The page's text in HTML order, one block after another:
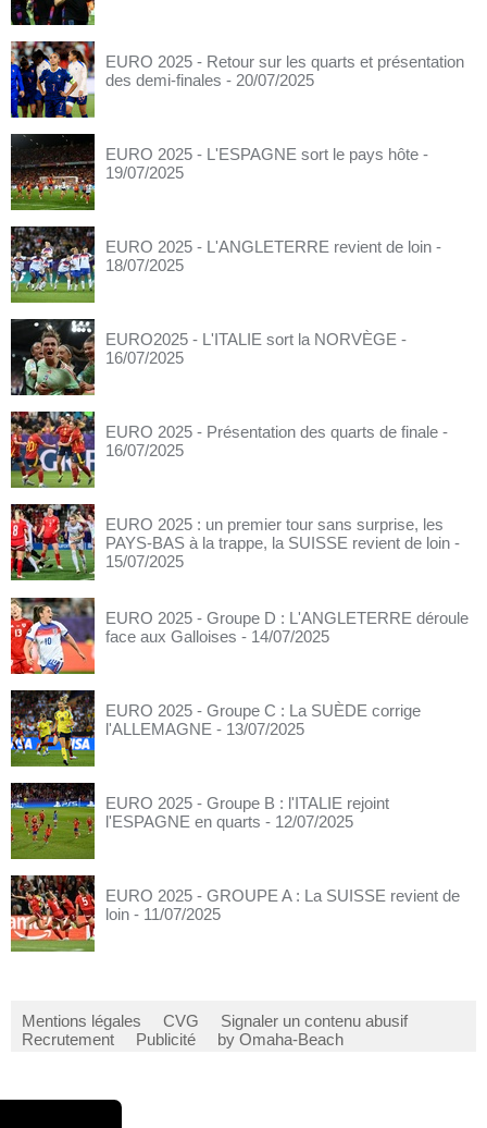
EURO 2025 - Retour sur les quarts et présentation
des demi-finales - 20/07/2025
EURO 2025 - L'ESPAGNE sort le pays hôte -
19/07/2025
EURO 2025 - L'ANGLETERRE revient de loin -
18/07/2025
EURO2025 - L'ITALIE sort la NORVÈGE -
16/07/2025
EURO 2025 - Présentation des quarts de finale -
16/07/2025
EURO 2025 : un premier tour sans surprise, les
PAYS-BAS à la trappe, la SUISSE revient de loin -
15/07/2025
EURO 2025 - Groupe D : L'ANGLETERRE déroule
face aux Galloises - 14/07/2025
EURO 2025 - Groupe C : La SUÈDE corrige
l'ALLEMAGNE - 13/07/2025
EURO 2025 - Groupe B : l'ITALIE rejoint
l'ESPAGNE en quarts - 12/07/2025
EURO 2025 - GROUPE A : La SUISSE revient de
loin - 11/07/2025
Mentions légales CVG
Signaler un contenu abusif
Recrutement
Publicité by Omaha-Beach